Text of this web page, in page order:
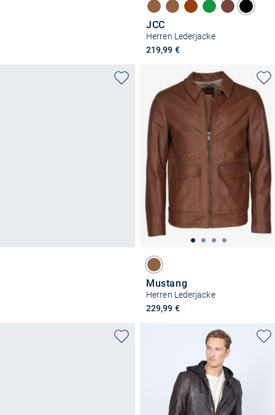
JCC
Herren Lederjacke
219,99 €
Mustang
Herren Lederjacke
229,99 €